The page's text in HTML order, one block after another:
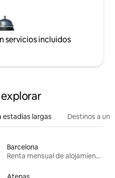
servicios incluidos
estadías largas Destinos a un
Barcelona
Renta mensual de alojamientos